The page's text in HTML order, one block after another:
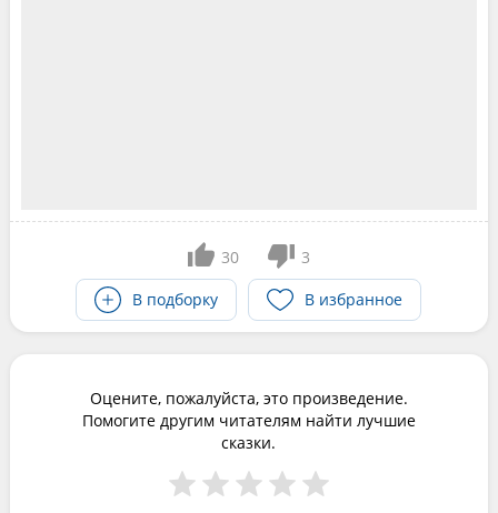
30
3
В подборку
В избранное
Оцените, пожалуйста, это произведение.
Помогите другим читателям найти лучшие
сказки.